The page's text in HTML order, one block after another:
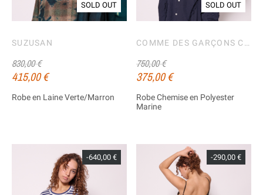
SOLD OUT
SUZUSAN
830,00 €
415,00 €
Robe en Laine Verte/Marron
SOLD OUT
COMME DES GARÇONS COMME DES GARÇONS
750,00 €
375,00 €
Robe Chemise en Polyester
Marine
-640,00 € -290,00 €